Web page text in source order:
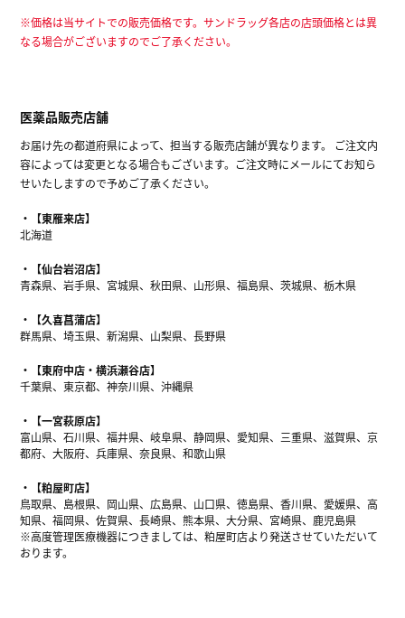
※価格は当サイトでの販売価格です。サンドラッグ各店の店頭価格とは異
なる場合がございますのでご了承ください。
医薬品販売店舗
お届け先の都道府県によって、担当する販売店舗が異なります。 ご注文内
容によっては変更となる場合もございます。ご注文時にメールにてお知ら
せいたしますので予めご了承ください。
【東雁来店】
北海道
【仙台岩沼店】
青森県、岩手県、宮城県、秋田県、山形県、福島県、茨城県、栃木県
【久喜菖蒲店】
群馬県、埼玉県、新潟県、山梨県、長野県
【東府中店・横浜瀬谷店】
千葉県、東京都、神奈川県、沖縄県
【一宮萩原店】
富山県、石川県、福井県、岐阜県、静岡県、愛知県、三重県、滋賀県、京
都府、大阪府、兵庫県、奈良県、和歌山県
【粕屋町店】
鳥取県、島根県、岡山県、広島県、山口県、徳島県、香川県、愛媛県、高
知県、福岡県、佐賀県、長崎県、熊本県、大分県、宮崎県、鹿児島県
※高度管理医療機器につきましては、粕屋町店より発送させていただいて
おります。